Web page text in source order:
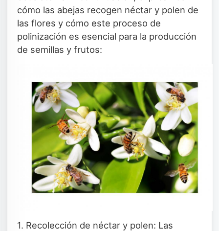
cómo las abejas recogen néctar y polen de
las flores y cómo este proceso de
polinización es esencial para la producción
de semillas y frutos:
1. Recolección de néctar y polen: Las